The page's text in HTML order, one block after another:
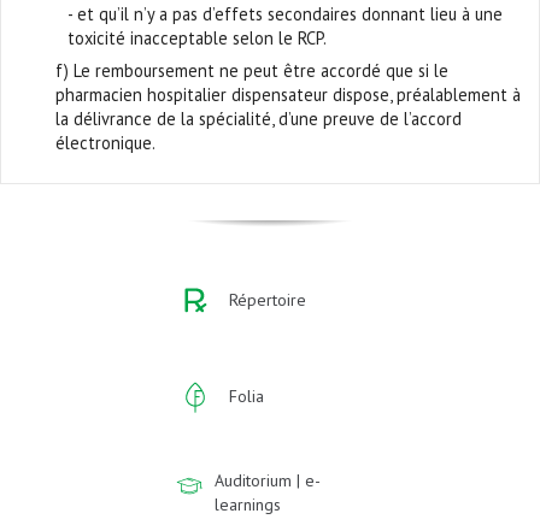
- et qu’il n’y a pas d’effets secondaires donnant lieu à une
toxicité inacceptable selon le RCP.
f) Le remboursement ne peut être accordé que si le
pharmacien hospitalier dispensateur dispose, préalablement à
la délivrance de la spécialité, d’une preuve de l’accord
électronique.
Répertoire
Folia
Auditorium | e-
learnings